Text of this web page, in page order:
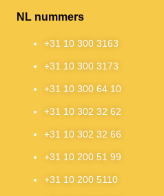
NL nummers
+31 10 300 3163
+31 10 300 3173
+31 10 300 64 10
+31 10 302 32 62
+31 10 302 32 66
+31 10 200 51 99
+31 10 200 5110